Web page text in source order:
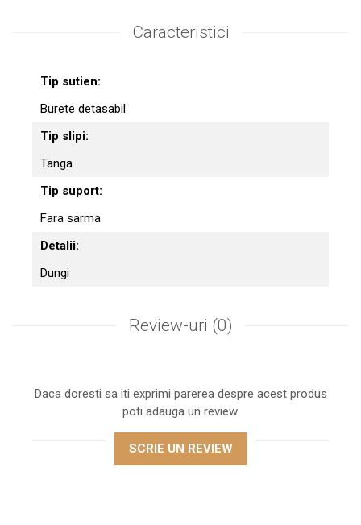
Caracteristici
Tip sutien:
Burete detasabil
Tip slipi:
Tanga
Tip suport:
Fara sarma
Detalii:
Dungi
Review-uri (0)
Daca doresti sa iti exprimi parerea despre acest produs
poti adauga un review.
SCRIE UN REVIEW